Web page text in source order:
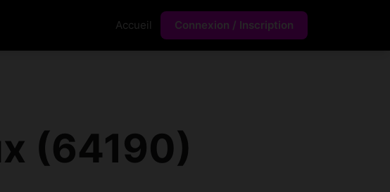
Accueil Connexion / Inscription
(64190)